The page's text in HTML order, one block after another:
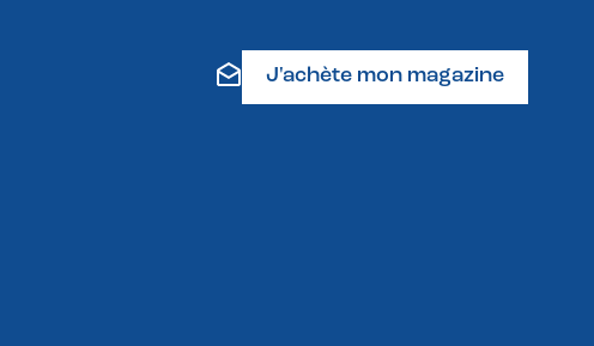
J'achète mon magazine